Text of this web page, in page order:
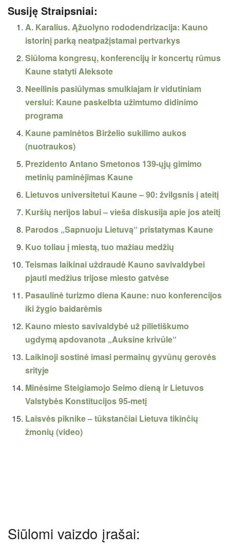
Susiję Straipsniai:
A. Karalius. Ąžuolyno rododendrizacija: Kauno
istorinį parką neatpažįstamai pertvarkys
Siūloma kongresų, konferencijų ir koncertų rūmus
Kaune statyti Aleksote
Neeilinis pasiūlymas smulkiajam ir vidutiniam
verslui: Kaune paskelbta užimtumo didinimo
programa
Kaune paminėtos Birželio sukilimo aukos
(nuotraukos)
Prezidento Antano Smetonos 139-ųjų gimimo
metinių paminėjimas Kaune
Lietuvos universitetui Kaune – 90: žvilgsnis į ateitį
Kuršių nerijos labui – vieša diskusija apie jos ateitį
Parodos „Sapnuoju Lietuvą“ pristatymas Kaune
Kuo toliau į miestą, tuo mažiau medžių
Teismas laikinai uždraudė Kauno savivaldybei
pjauti medžius trijose miesto gatvėse
Pasaulinė turizmo diena Kaune: nuo konferencijos
iki žygio baidarėmis
Kauno miesto savivaldybė už pilietiškumo
ugdymą apdovanota „Auksine krivūle“
Laikinoji sostinė imasi permainų gyvūnų gerovės
srityje
Minėsime Steigiamojo Seimo dieną ir Lietuvos
Valstybės Konstitucijos 95-metį
Laisvės piknike – tūkstančiai Lietuva tikinčių
žmonių (video)
Siūlomi vaizdo įrašai: